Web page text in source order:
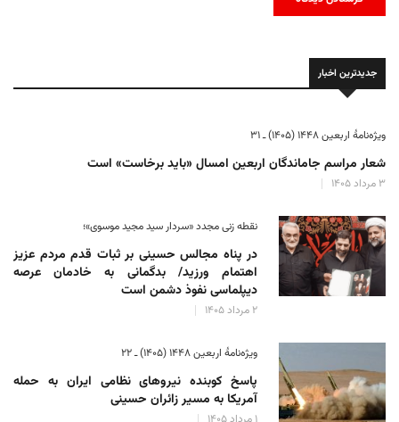
جدیدترین اخبار
ویژه‌نامهٔ اربعین ۱۴۴۸ (۱۴۰۵) ـ ۳۱
شعار مراسم جاماندگان اربعین امسال «باید برخاست» است
۳ مرداد ۱۴۰۵
نقطه زنی مجدد «سردار سید مجید موسوی»؛
در پناه مجالس حسینی بر ثبات‌ قدم مردم عزیز
اهتمام ورزید/ بدگمانی به خادمان عرصه
دیپلماسی نفوذ دشمن است
۲ مرداد ۱۴۰۵
ویژه‌نامهٔ اربعین ۱۴۴۸ (۱۴۰۵) ـ ۲۲
پاسخ کوبنده نیروهای نظامی ایران به حمله
آمریکا به مسیر زائران حسینی